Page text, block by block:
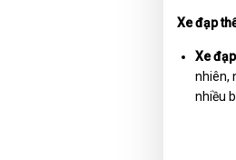
Xe đạp
Xe
nhiên,
nhiều